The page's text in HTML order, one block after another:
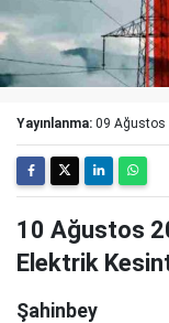
Yayınlanma: 09 Ağustos
10 Ağustos
Elektrik
Şahinbey